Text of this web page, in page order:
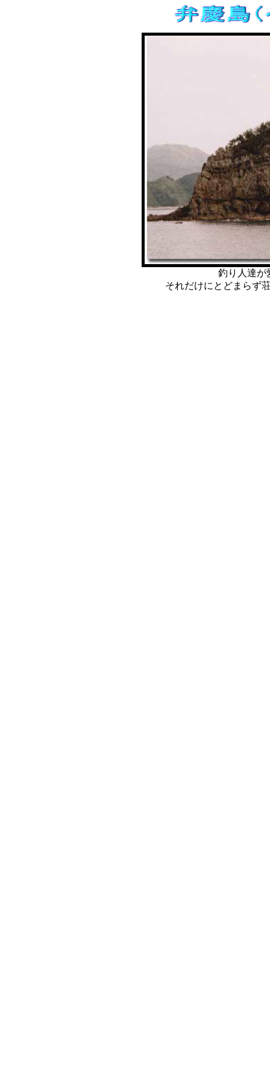
釣り人達が
それだけにとどまらず